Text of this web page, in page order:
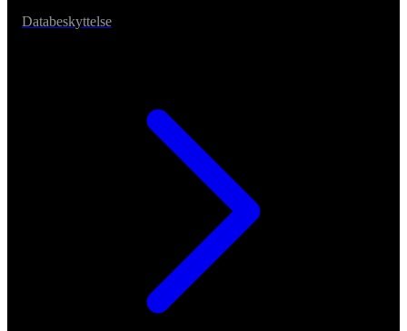
Databeskyttelse